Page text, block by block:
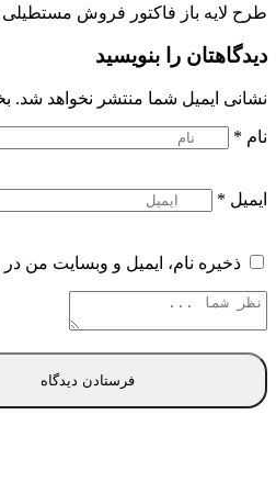
طرح لایه باز فاکتور فروش مستطیلی
دیدگاهتان را بنویسید
نشانی ایمیل شما منتشر نخواهد شد.
نام *
ایمیل *
ذخیره نام، ایمیل و وبسایت من